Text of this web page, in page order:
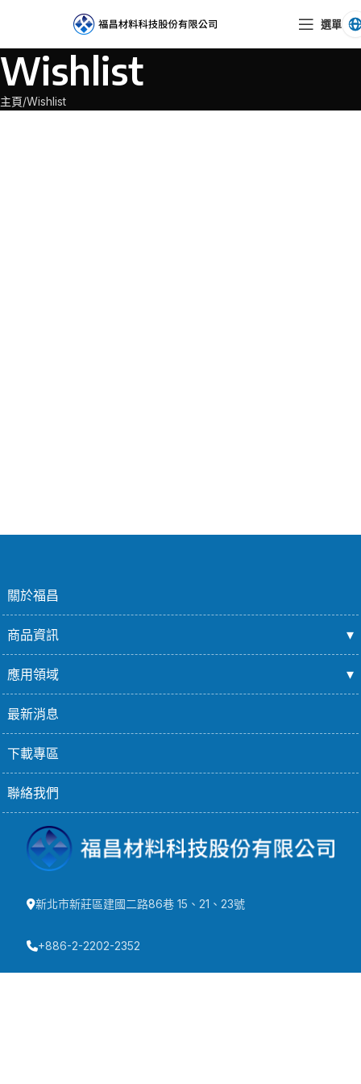
選單
Wishlist
主頁 Wishlist
關於福昌
商品資訊
應用領域
最新消息
下載專區
聯絡我們
新北市新莊區建國二路86巷 15、21、23號
+886-2-2202-2352